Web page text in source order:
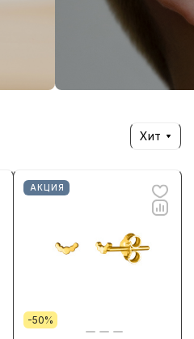
Хит
АКЦИЯ
-50%